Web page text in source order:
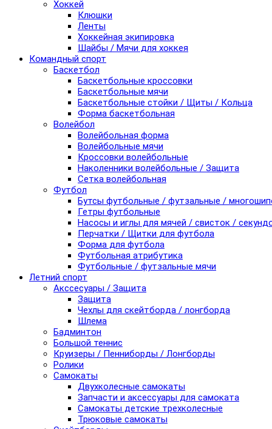
Хоккей
Клюшки
Ленты
Хоккейная экипировка
Шайбы / Мячи для хоккея
Командный спорт
Баскетбол
Баскетбольные кроссовки
Баскетбольные мячи
Баскетбольные стойки / Щиты / Кольца
Форма баскетбольная
Волейбол
Волейбольная форма
Волейбольные мячи
Кроссовки волейбольные
Наколенники волейбольные / Защита
Сетка волейбольная
Футбол
Бутсы футбольные / футзальные /
Гетры футбольные
Насосы и иглы для мячей / свисток /
Перчатки / Щитки для футбола
Форма для футбола
Футбольная атрибутика
Футбольные / футзальные мячи
Летний спорт
Акссесуары / Защита
Защита
Чехлы для скейтборда / лонгборда
Шлема
Бадминтон
Большой теннис
Круизеры / Пенниборды / Лонгборды
Ролики
Самокаты
Двухколесные самокаты
Запчасти и аксессуары для самоката
Самокаты детские трехколесные
Трюковые самокаты